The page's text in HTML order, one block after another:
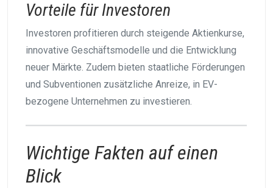
Vorteile für Investoren
Investoren profitieren durch steigende Aktienkurse,
innovative Geschäftsmodelle und die Entwicklung
neuer Märkte. Zudem bieten staatliche Förderungen
und Subventionen zusätzliche Anreize, in EV-
bezogene Unternehmen zu investieren.
Wichtige Fakten auf einen
Blick